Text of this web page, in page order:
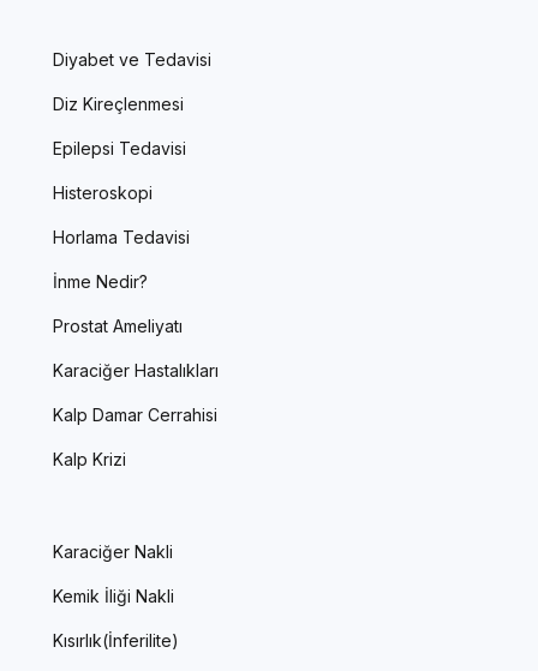
Diyabet ve Tedavisi
Diz Kireçlenmesi
Epilepsi Tedavisi
Histeroskopi
Horlama Tedavisi
İnme Nedir?
Prostat Ameliyatı
Karaciğer Hastalıkları
Kalp Damar Cerrahisi
Kalp Krizi
Karaciğer Nakli
Kemik İliği Nakli
Kısırlık(İnferilite)